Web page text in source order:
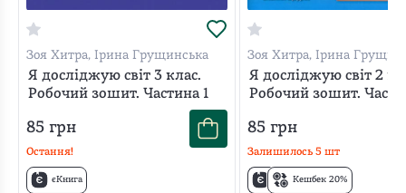
виконувати. А ще в цьому зошиті відведені сторінки
свої спостереження за погодою, природою та власним
життям.
Зоя Хитра, Ірина Грущинська
Я досліджую світ 3 клас.
Робочий зошит. Частина 1
85 грн
Остання!
єКнига
Зоя Хитра, Ірина
Я досліджую світ 2
Робочий зошит.
85грн
Залишилось 5шт
Кешбек 20%